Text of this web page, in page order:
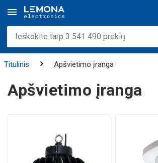
Titulinis Apšvietimo įranga
Apšvietimo įranga